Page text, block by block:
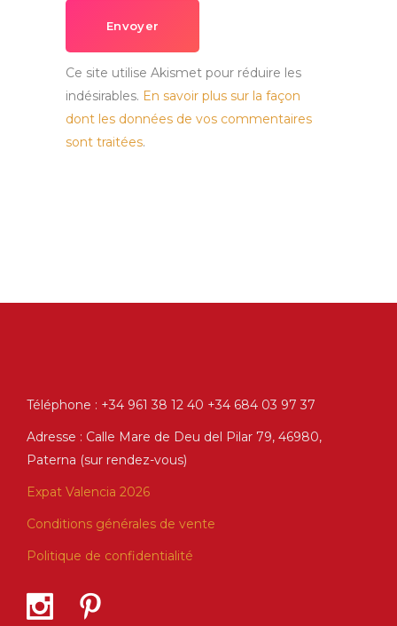
Envoyer
Ce site utilise Akismet pour réduire les
indésirables. En savoir plus sur la façon
dont les données de vos commentaires
sont traitées.
Téléphone : +34 961 38 12 40 +34 684 03 97 37
Adresse : Calle Mare de Deu del Pilar 79, 46980,
Paterna (sur rendez-vous)
Expat Valencia 2026
Conditions générales de vente
Politique de confidentialité